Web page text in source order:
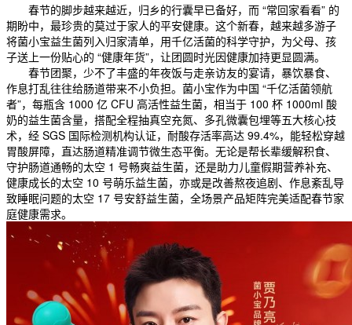
春节的脚步越来越近，归乡的行囊早已备好，而 “常回家看看” 的
期盼中，最珍贵的莫过于家人的平安健康。这个新春，越来越多游子
将菌小宝益生菌列入归家清单，用千亿活菌的科学守护，为父母、孩
子送上一份贴心的 “健康年货”，让团圆时光因健康加持更显圆满。
春节团聚，少不了丰盛的年夜饭与走亲访友的宴请，暴饮暴食、
作息打乱往往给肠道带来不小负担。菌小宝作为中国 “千亿活菌领航
者”，每瓶含 1000 亿 CFU 高活性益生菌，相当于 100 杯 1000ml 酸
奶的益生菌含量，搭配全程抽真空充氮、多孔微囊包埋等五大核心技
术，经 SGS 国际检测机构认证，耐酸存活率高达 99.4%，能轻松穿越
胃酸屏障，直达肠道精准调节微生态平衡。无论是帮长辈缓解积食、
守护肠道通畅的太空 1 号畅爽益生菌，还是助力儿童假期营养补充、
健康成长的太空 10 号萌乐益生菌，亦或是改善熬夜追剧、作息紊乱导
致睡眠问题的太空 17 号安舒益生菌，全场景产品矩阵完美适配春节家
庭健康需求。